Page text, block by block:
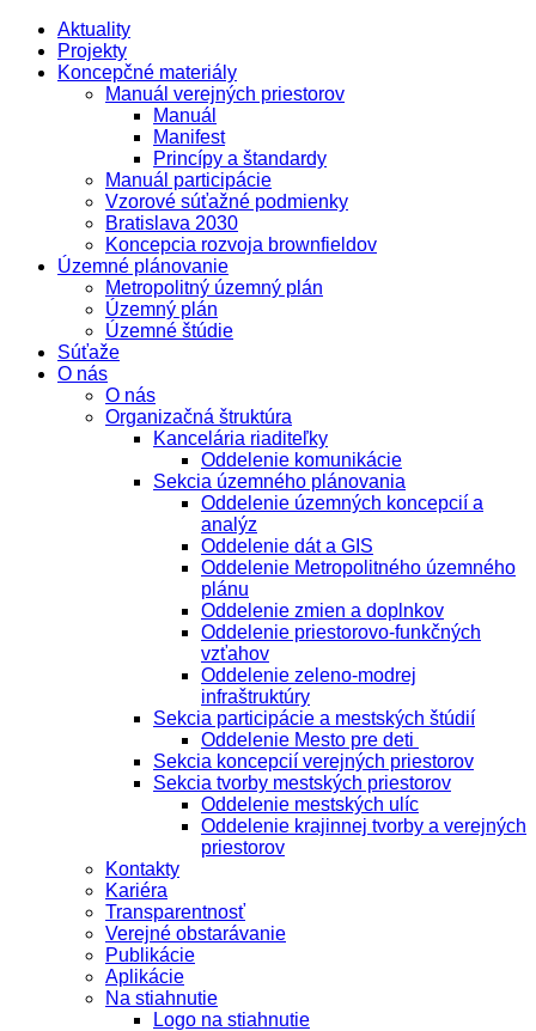
Aktuality
Projekty
Koncepčné materiály
Manuál verejných priestorov
Manuál
Manifest
Princípy a štandardy
Manuál participácie
Vzorové súťažné podmienky
Bratislava 2030
Koncepcia rozvoja brownfieldov
Územné plánovanie
Metropolitný územný plán
Územný plán
Územné štúdie
Súťaže
O nás
O nás
Organizačná štruktúra
Kancelária riaditeľky
Oddelenie komunikácie
Sekcia územného plánovania
Oddelenie územných koncepcií a
analýz
Oddelenie dát a GIS
Oddelenie Metropolitného územného
plánu
Oddelenie zmien a doplnkov
Oddelenie priestorovo-funkčných
vzťahov
Oddelenie zeleno-modrej
infraštruktúry
Sekcia participácie a mestských štúdií
Oddelenie Mesto pre deti
Sekcia koncepcií verejných priestorov
Sekcia tvorby mestských priestorov
Oddelenie mestských ulíc
Oddelenie krajinnej tvorby a verejných
priestorov
Kontakty
Kariéra
Transparentnosť
Verejné obstarávanie
Publikácie
Aplikácie
Na stiahnutie
Logo na stiahnutie